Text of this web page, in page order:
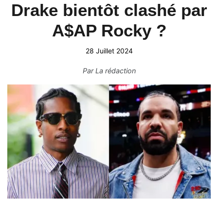
Drake bientôt clashé par
A$AP Rocky ?
28 Juillet 2024
ParLa rédaction